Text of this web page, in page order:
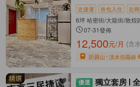
近捷運 拎包入住 近
6坪 哈密街/大龍街/敦煌
07-31發佈
12,500元/月 (含
距圓山 淡水信義線
獨立套房